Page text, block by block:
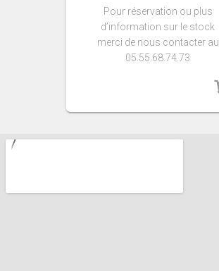
Pour réservation ou plus
d’information sur le stock
merci de nous contacter au
05.55.68.74.73